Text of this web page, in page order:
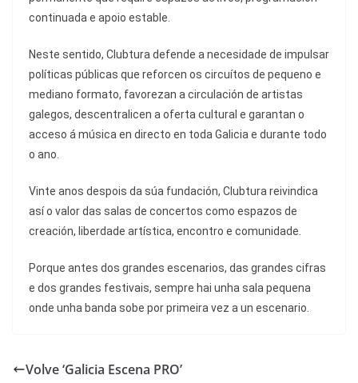
continuada e apoio estable.
Neste sentido, Clubtura defende a necesidade de impulsar
políticas públicas que reforcen os circuítos de pequeno e
mediano formato, favorezan a circulación de artistas
galegos, descentralicen a oferta cultural e garantan o
acceso á música en directo en toda Galicia e durante todo
o ano.
Vinte anos despois da súa fundación, Clubtura reivindica
así o valor das salas de concertos como espazos de
creación, liberdade artística, encontro e comunidade.
Porque antes dos grandes escenarios, das grandes cifras
e dos grandes festivais, sempre hai unha sala pequena
onde unha banda sobe por primeira vez a un escenario.
Volve ‘Galicia Escena PRO’